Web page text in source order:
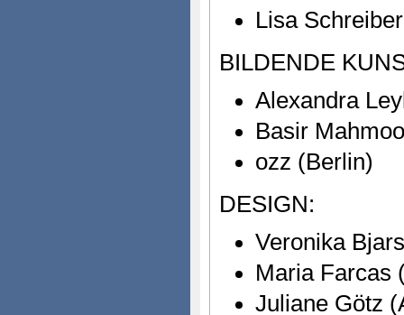
Lisa
BILDENDE
Alexandra
Basir
ozz (Berlin)
DESIGN:
Veronika
Maria Farcas
Juliane Götz